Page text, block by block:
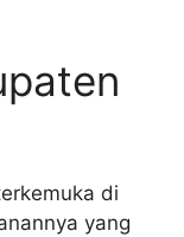
di
yang